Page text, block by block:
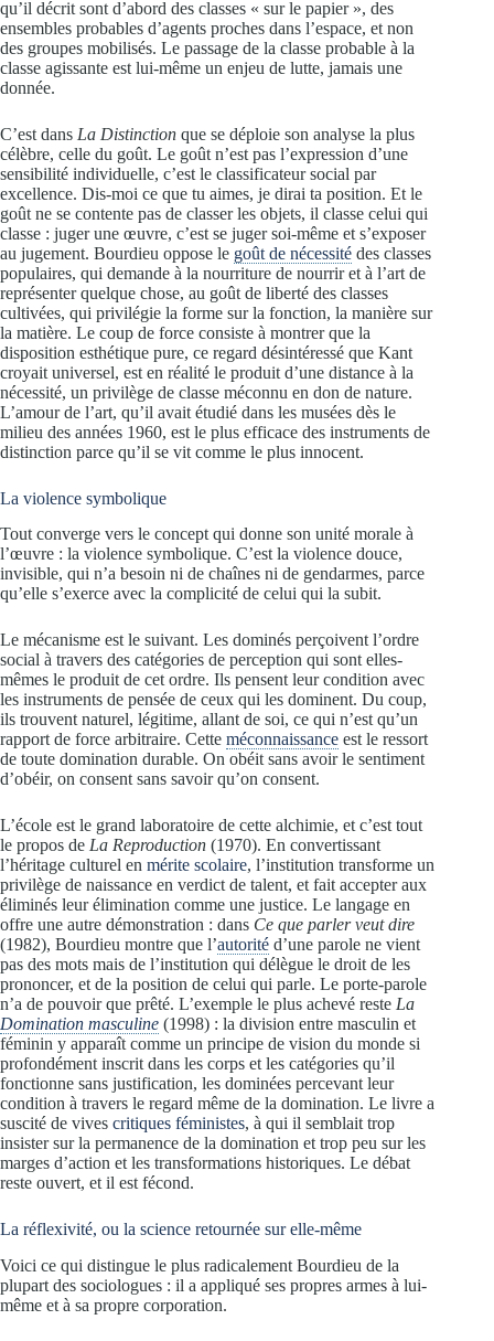
qu’il décrit sont d’abord des classes « sur le papier », des
ensembles probables d’agents proches dans l’espace, et non
des groupes mobilisés. Le passage de la classe probable à la
classe agissante est lui-même un enjeu de lutte, jamais une
donnée.
C’est dans La Distinction que se déploie son analyse la plus
célèbre, celle du goût. Le goût n’est pas l’expression d’une
sensibilité individuelle, c’est le classificateur social par
excellence. Dis-moi ce que tu aimes, je dirai ta position. Et le
goût ne se contente pas de classer les objets, il classe celui qui
classe : juger une œuvre, c’est se juger soi-même et s’exposer
au jugement. Bourdieu oppose le goût de nécessité des classes
populaires, qui demande à la nourriture de nourrir et à l’art de
représenter quelque chose, au goût de liberté des classes
cultivées, qui privilégie la forme sur la fonction, la manière sur
la matière. Le coup de force consiste à montrer que la
disposition esthétique pure, ce regard désintéressé que Kant
croyait universel, est en réalité le produit d’une distance à la
nécessité, un privilège de classe méconnu en don de nature.
L’amour de l’art, qu’il avait étudié dans les musées dès le
milieu des années 1960, est le plus efficace des instruments de
distinction parce qu’il se vit comme le plus innocent.
La violence symbolique
Tout converge vers le concept qui donne son unité morale à
l’œuvre : la violence symbolique. C’est la violence douce,
invisible, qui n’a besoin ni de chaînes ni de gendarmes, parce
qu’elle s’exerce avec la complicité de celui qui la subit.
Le mécanisme est le suivant. Les dominés perçoivent l’ordre
social à travers des catégories de perception qui sont elles-
mêmes le produit de cet ordre. Ils pensent leur condition avec
les instruments de pensée de ceux qui les dominent. Du coup,
ils trouvent naturel, légitime, allant de soi, ce qui n’est qu’un
rapport de force arbitraire. Cette méconnaissance est le ressort
de toute domination durable. On obéit sans avoir le sentiment
d’obéir, on consent sans savoir qu’on consent.
L’école est le grand laboratoire de cette alchimie, et c’est tout
le propos de La Reproduction (1970). En convertissant
l’héritage culturel en mérite scolaire, l’institution transforme un
privilège de naissance en verdict de talent, et fait accepter aux
éliminés leur élimination comme une justice. Le langage en
offre une autre démonstration : dans Ce que parler veut dire
(1982), Bourdieu montre que l’autorité d’une parole ne vient
pas des mots mais de l’institution qui délègue le droit de les
prononcer, et de la position de celui qui parle. Le porte-parole
n’a de pouvoir que prêté. L’exemple le plus achevé reste La
Domination masculine (1998) : la division entre masculin et
féminin y apparaît comme un principe de vision du monde si
profondément inscrit dans les corps et les catégories qu’il
fonctionne sans justification, les dominées percevant leur
condition à travers le regard même de la domination. Le livre a
suscité de vives critiques féministes, à qui il semblait trop
insister sur la permanence de la domination et trop peu sur les
marges d’action et les transformations historiques. Le débat
reste ouvert, et il est fécond.
La réflexivité, ou la science retournée sur elle-même
Voici ce qui distingue le plus radicalement Bourdieu de la
plupart des sociologues : il a appliqué ses propres armes à lui-
même et à sa propre corporation.